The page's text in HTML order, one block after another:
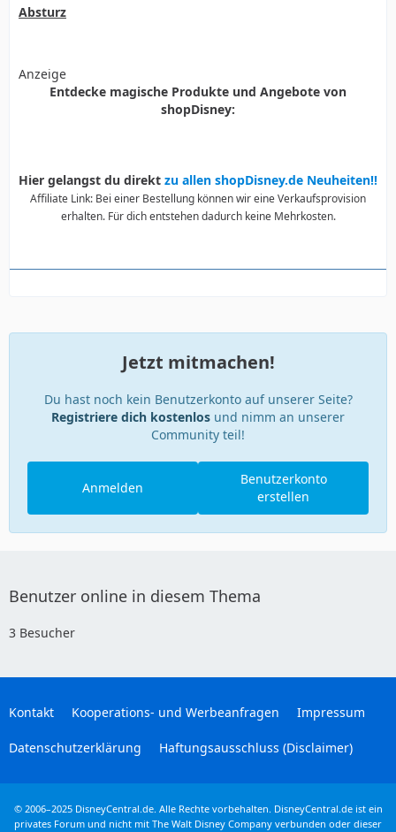
Absturz
Anzeige
Entdecke magische Produkte und Angebote von
shopDisney:
Hier gelangst du direkt zu allen shopDisney.de Neuheiten!!
Affiliate Link: Bei einer Bestellung können wir eine Verkaufsprovision
erhalten. Für dich entstehen dadurch keine Mehrkosten.
Jetzt mitmachen!
Du hast noch kein Benutzerkonto auf unserer Seite?
Registriere dich kostenlos und nimm an unserer
Community teil!
Benutzerkonto
erstellen
Anmelden
Benutzer online in diesem Thema
3 Besucher
Kontakt Kooperations- und Werbeanfragen Impressum
Datenschutzerklärung Haftungsausschluss (Disclaimer)
© 2006–2025 DisneyCentral.de. Alle Rechte vorbehalten. DisneyCentral.de ist ein
privates Forum und nicht mit The Walt Disney Company verbunden oder dieser